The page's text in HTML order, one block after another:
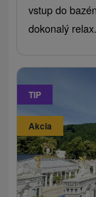
vstup do
dokonalý relax.
TIP
Akcia